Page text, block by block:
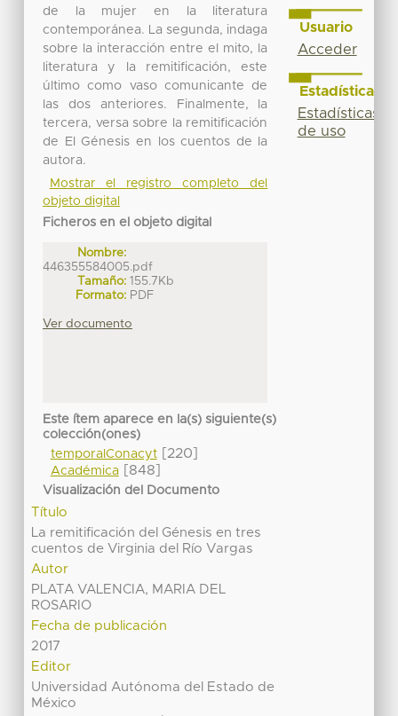
de la mujer en la literatura
contemporánea. La segunda, indaga
sobre la interacción entre el mito, la
literatura y la remitificación, este
último como vaso comunicante de
las dos anteriores. Finalmente, la
tercera, versa sobre la remitificación
de El Génesis en los cuentos de la
autora.
Mostrar el registro completo del
objeto digital
Ficheros en el objeto digital
Nombre:
446355584005.pdf
Tamaño: 155.7Kb
Formato: PDF
Ver documento
Este ítem aparece en la(s) siguiente(s)
colección(ones)
temporalConacyt[220]
Académica[848]
Visualización del Documento
Título
La remitificación del Génesis en tres
cuentos de Virginia del Río Vargas
Autor
PLATA VALENCIA, MARIA DEL
ROSARIO
Fecha de publicación
2017
Editor
Universidad Autónoma del Estado de
México
Usuario
Acceder
Estadísticas
Estadísticas
de uso